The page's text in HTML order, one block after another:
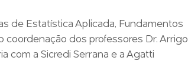
de Estatística Aplicada, Fundamentos
dos professores Dr. Arrigo
com a Sicredi Serrana e a Agatti